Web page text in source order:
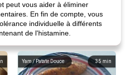
peut vous aider à éliminer
En fin de compte, vous
individuelle à différents
de l'histamine.
35 min
Yam / Patate Douce